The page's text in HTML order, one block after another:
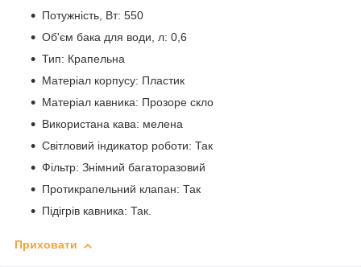
Потужність, Вт: 550
Об'єм бака для води, л: 0,6
Тип: Крапельна
Матеріал корпусу: Пластик
Матеріал кавника: Прозоре скло
Використана кава: мелена
Світловий індикатор роботи: Так
Фільтр: Знімний багаторазовий
Протикрапельний клапан: Так
Підігрів кавника: Так.
Приховати